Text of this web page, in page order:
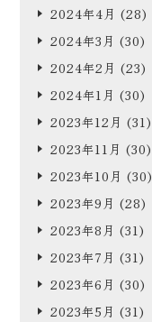
2024年4月 (28)
2024年3月 (30)
2024年2月 (23)
2024年1月 (30)
2023年12月 (31)
2023年11月 (30)
2023年10月 (30)
2023年9月 (28)
2023年8月 (31)
2023年7月 (31)
2023年6月 (30)
2023年5月 (31)